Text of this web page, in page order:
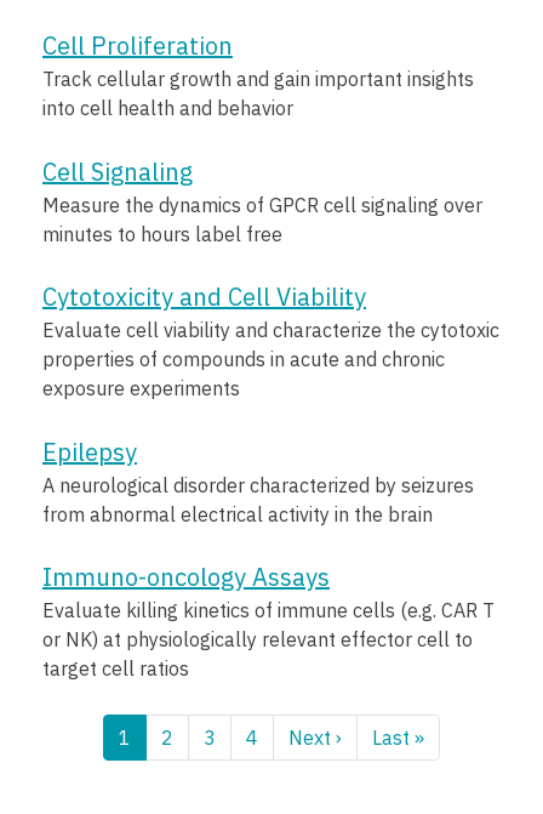
Cell Proliferation
Track cellular growth and gain important insights
into cell health and behavior
Cell Signaling
Measure the dynamics of GPCR cell signaling over
minutes to hours label free
Cytotoxicity and Cell Viability
Evaluate cell viability and characterize the cytotoxic
properties of compounds in acute and chronic
exposure experiments
Epilepsy
A neurological disorder characterized by seizures
from abnormal electrical activity in the brain
Immuno-oncology Assays
Evaluate killing kinetics of immune cells (e.g. CAR T
or NK) at physiologically relevant effector cell to
target cell ratios
1 2 3 4 Next ›
음
Last »
지